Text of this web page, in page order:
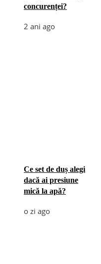
concurenței?
2 ani ago
Ce set de duș alegi
dacă ai presiune
mică la apă?
o zi ago